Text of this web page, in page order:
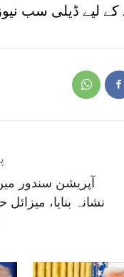
لیے ڈیلی سب نیوز
نشانہ بنایا،